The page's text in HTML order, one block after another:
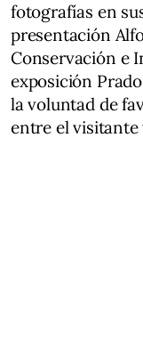
fotografías en
presentación
Conservación e
exposición
la voluntad de
entre el visitante